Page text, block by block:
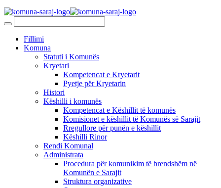
Fillimi
Komuna
Statuti i Komunës
Kryetari
Kompetencat e Kryetarit
Pyetje për Kryetarin
Histori
Këshilli i komunës
Kompetencat e Këshillit të komunës
Komisionet e këshillit të Komunës së Sarajit
Rregullore për punën e këshillit
Këshilli Rinor
Rendi Komunal
Administrata
Procedura për komunikim të brendshëm në
Komunën e Sarajit
Struktura organizative